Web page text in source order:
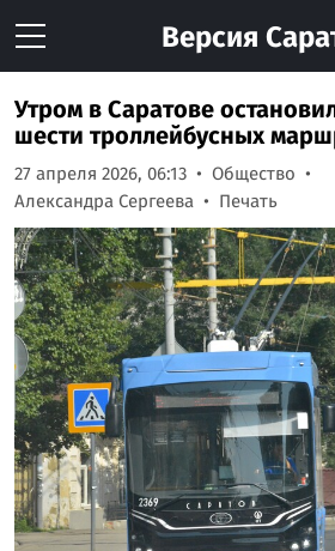
Версия
Утром в Саратове
шести троллейбусных
27 апреля 2026, 06:13
Общество
Александра Сергеева
Печать